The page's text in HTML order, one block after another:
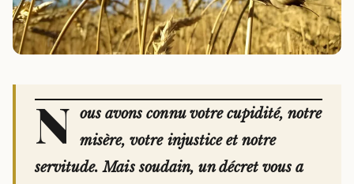
N ous avons connu votre cupidité, notre
misère, votre injustice et notre
servitude. Mais soudain, un décret vous a